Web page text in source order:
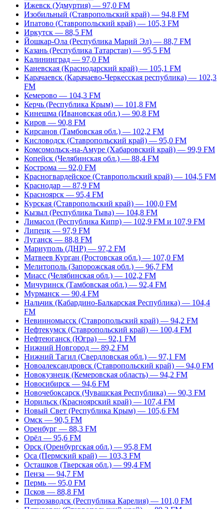
Ижевск (Удмуртия) — 97,0 FM
Изобильный (Ставропольский край) — 94,8 FM
Ипатово (Ставропольский край) — 105,3 FM
Иркутск — 88,5 FM
Йошкар-Ола (Республика Марий Эл) — 88,7 FM
Казань (Республика Татарстан) — 95,5 FM
Калининград — 97,0 FM
Каневская (Краснодарский край) — 105,1 FM
Карачаевск (Карачаево-Черкесская республика) — 102,3
FM
Кемерово — 104,3 FM
Керчь (Республика Крым) — 101,8 FM
Кинешма (Ивановская обл.) — 90,8 FM
Киров — 90,8 FM
Кирсанов (Тамбовская обл.) — 102,2 FM
Кисловодск (Ставропольский край) — 95,0 FM
Комсомольск-на-Амуре (Хабаровский край) — 99,9 FM
Копейск (Челябинская обл.) — 88,4 FM
Кострома — 92,0 FM
Красногвардейское (Ставропольский край) — 104,5 FM
Краснодар — 87,9 FM
Красноярск — 95,4 FM
Курская (Ставропольский край) — 100,0 FM
Кызыл (Республика Тыва) — 104,8 FM
Лимасол (Республика Кипр) — 102,9 FM и 107,9 FM
Липецк — 97,9 FM
Луганск — 88,8 FM
Мариуполь (ДНР) — 97,2 FM
Матвеев Курган (Ростовская обл.) — 107,0 FM
Мелитополь (Запорожская обл.) — 96,7 FM
Миасс (Челябинская обл.) — 102,2 FM
Мичуринск (Тамбовская обл.) — 92,4 FM
Мурманск — 90,4 FM
Нальчик (Кабардино-Балкарская Республика) — 104,4
FM
Невинномысск (Ставропольский край) — 94,2 FM
Нефтекумск (Ставропольский край) — 100,4 FM
Нефтеюганск (Югра) — 92,1 FM
Нижний Новгород — 89,2 FM
Нижний Тагил (Свердловская обл.) — 97,1 FM
Новоалександровск (Ставропольский край) — 94,0 FM
Новокузнецк (Кемеровская область) — 94,2 FM
Новосибирск — 94,6 FM
Новочебоксарск (Чувашская Республика) — 90,3 FM
Норильск (Красноярский край) — 107,4 FM
Новый Свет (Республика Крым) — 105,6 FM
Омск — 90,5 FM
Оренбург — 88,3 FM
Орёл — 95,6 FM
Орск (Оренбургская обл.) — 95,8 FM
Оса (Пермский край) — 103,3 FM
Осташков (Тверская обл.) — 99,4 FM
Пенза — 94,7 FM
Пермь — 95,0 FM
Псков — 88,8 FM
Петрозаводск (Республика Карелия) — 101,0 FM